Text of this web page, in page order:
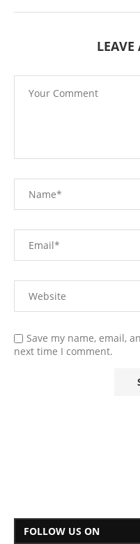
Save my name, email,
next time I comment.
FOLLOW US ON